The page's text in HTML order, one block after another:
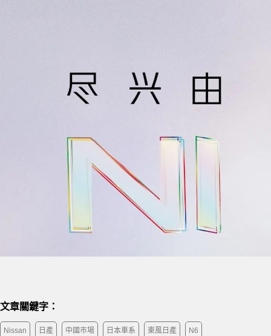
文章關鍵字：
Nissan 日產 中國市場 日本車系 東風日產 N6